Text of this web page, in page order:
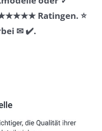
Ratingen. ⭐
✉ ✔️.